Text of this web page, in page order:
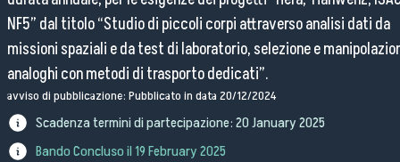
NF5” dal titolo “Studio di piccoli corpi attraverso analisi dati da
missioni spaziali e da test di laboratorio, selezione e
analoghi con metodi di trasporto dedicati”.
avviso di pubblicazione: Pubblicato in data 20/12/2024
Scadenza termini di partecipazione:20 January 2025
Bando Concluso il19 February 2025
Lavora con noi
Amministrazione Trasparente
Organigramma
Elenchi del personale
Bandi di gara